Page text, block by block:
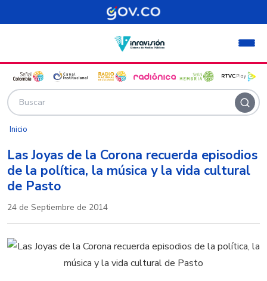
Pasar al contenido principal
Inicio
Las Joyas de la Corona recuerda episodios
de la política, la música y la vida cultural
de Pasto
24 de Septiembre de 2014